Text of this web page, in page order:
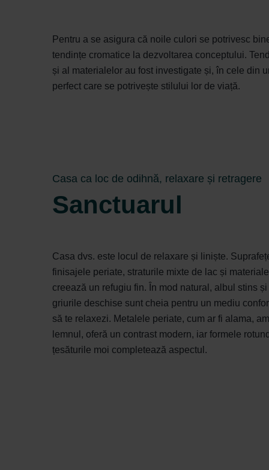
Pentru a se asigura că noile culori se potrivesc
tendințe cromatice la dezvoltarea conceptului.
și al materialelor au fost investigate și, în cele din
perfect care se potrivește stilului lor de viață.
Casa ca loc de odihnă, relaxare și retragere
Sanctuarul
Casa dvs. este locul de relaxare și liniște.
finisajele periate, straturile mixte de lac și
creează un refugiu fin. În mod natural, albul stins
griurile deschise sunt cheia pentru un mediu
să te relaxezi. Metalele periate, cum ar fi alama,
lemnul, oferă un contrast modern, iar formele
țesăturile moi completează aspectul.